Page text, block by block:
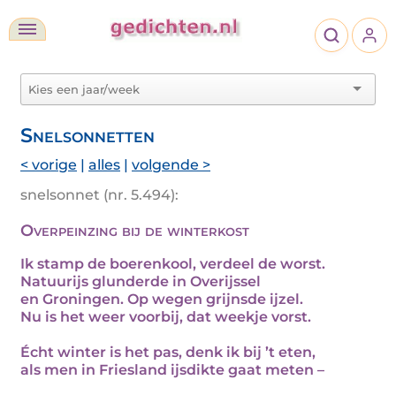
Snelsonnetten
< vorige | alles | volgende >
snelsonnet (nr. 5.494):
Overpeinzing bij de winterkost
Ik stamp de boerenkool, verdeel de worst.
Natuurijs glunderde in Overijssel
en Groningen. Op wegen grijnsde ijzel.
Nu is het weer voorbij, dat weekje vorst.
Écht winter is het pas, denk ik bij ’t eten,
als men in Friesland ijsdikte gaat meten –